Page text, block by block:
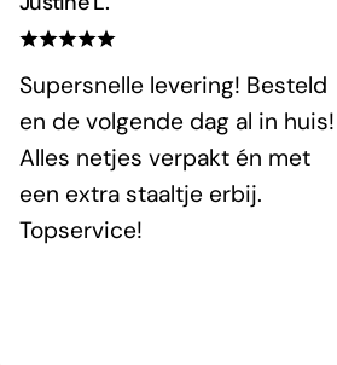
Supersnelle levering! Besteld
en de volgende dag al in huis!
Alles netjes verpakt én met
een extra staaltje erbij.
Topservice!